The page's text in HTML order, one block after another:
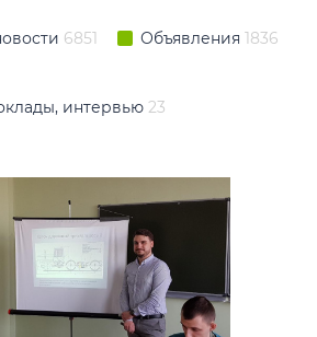
6851 Объявления 1836
интервью 23